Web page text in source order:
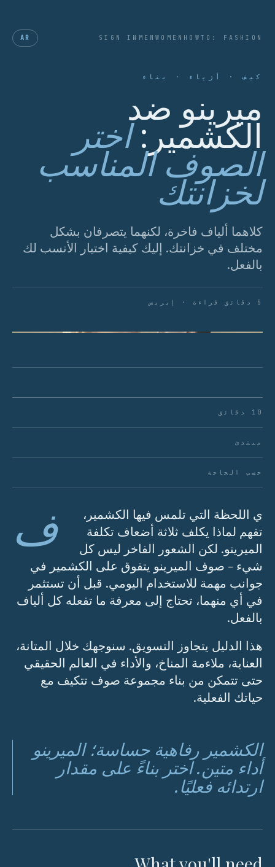
HOWTO: FASHION
WOMEN
MEN
SIGN IN
AR
كيف · أزياء · بناء
ميرينو ضد
الكشمير:اختر
الصوف المناسب
لخزانتك
كلاهما ألياف فاخرة، لكنهما يتصرفان بشكل
مختلف في خزانتك. إليك كيفية اختيار الأنسب لك
بالفعل.
5 دقائق قراءة · إيريس
10 دقائق
مبتدئ
حسب الحاجة
ف
ي اللحظة التي تلمس فيها الكشمير،
تفهم لماذا يكلف ثلاثة أضعاف تكلفة
الميرينو. لكن الشعور الفاخر ليس كل
شيء - صوف الميرينو يتفوق على الكشمير في
جوانب مهمة للاستخدام اليومي. قبل أن تستثمر
في أي منهما، تحتاج إلى معرفة ما تفعله كل ألياف
بالفعل.
هذا الدليل يتجاوز التسويق. سنوجهك خلال المتانة،
العناية، ملاءمة المناخ، والأداء في العالم الحقيقي
حتى تتمكن من بناء مجموعة صوف تتكيف مع
حياتك الفعلية.
الكشمير رفاهية حساسة؛ الميرينو
أداء متين. اختر بناءً على مقدار
ارتدائه فعليًا.